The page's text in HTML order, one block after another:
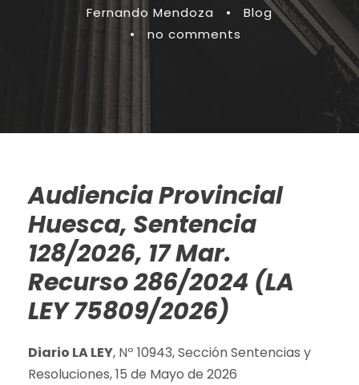
Fernando Mendoza •
Blog
•
no comments
Audiencia Provincial
Huesca, Sentencia
128/2026, 17 Mar.
Recurso 286/2024 (LA
LEY 75809/2026)
Diario LA LEY, Nº 10943, Sección Sentencias y
Resoluciones, 15 de Mayo de 2026